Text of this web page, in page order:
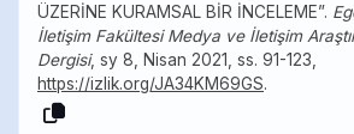
ÜZERİNE KURAMSAL BİR İNCELEME”.
İletişim Fakültesi Medya ve İletişim
Dergisi, sy 8, Nisan 2021, ss. 91-123,
https://izlik.org/JA34KM69GS.